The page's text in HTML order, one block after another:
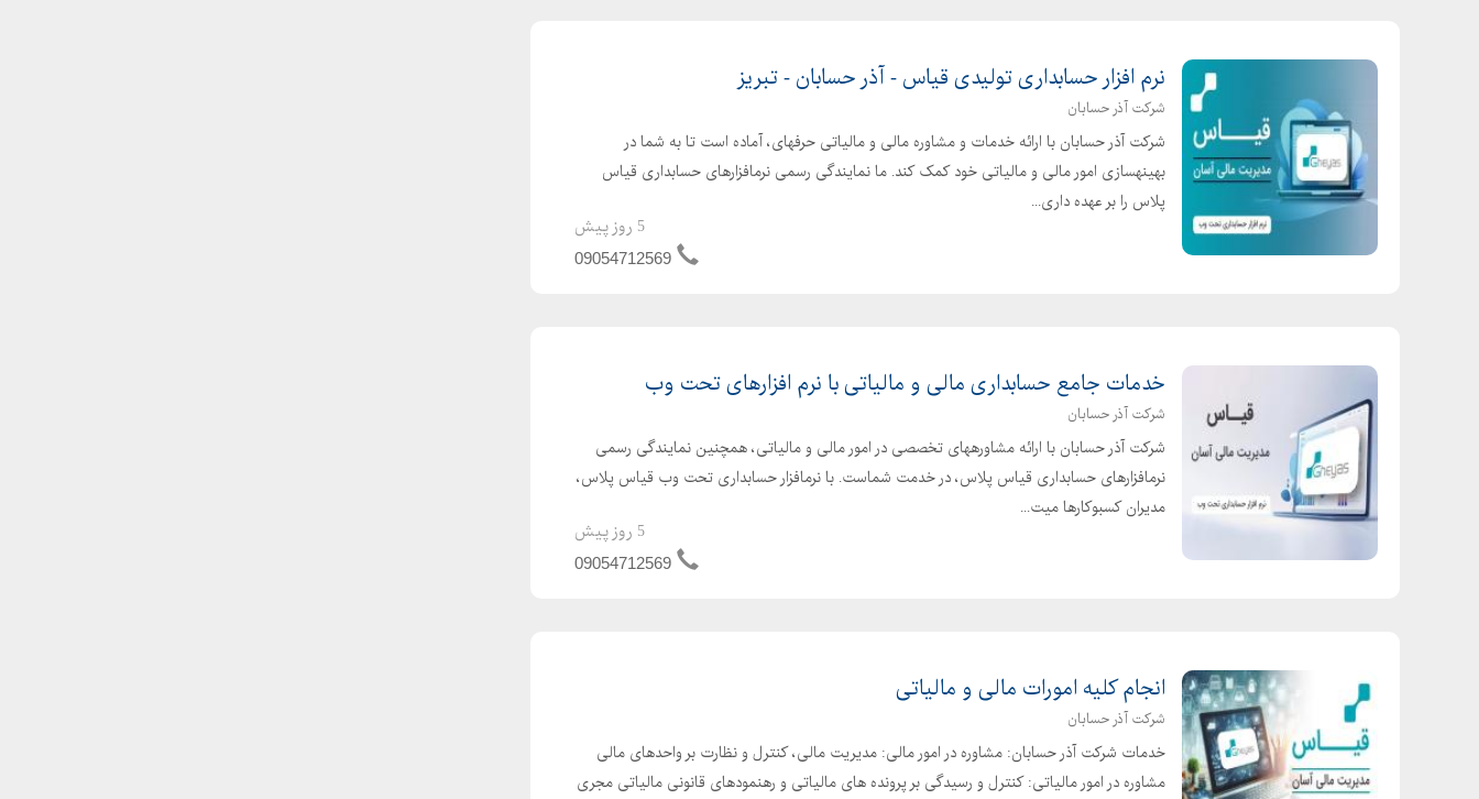
نرم افزار حسابداری تولیدی قیاس - آذر حسابان - تبریز
شرکت آذر حسابان
شرکت آذر حسابان با ارائه خدمات و مشاوره مالی و مالیاتی حرفهای، آماده است تا به شما در
بهینهسازی امور مالی و مالیاتی خود کمک کند. ما نمایندگی رسمی نرمافزارهای حسابداری قیاس
پلاس را بر عهده داری...
5 روز پیش
09054712569
خدمات جامع حسابداری مالی و مالیاتی با نرم افزارهای تحت وب
شرکت آذر حسابان
شرکت آذر حسابان با ارائه مشاورههای تخصصی در امور مالی و مالیاتی، همچنین نمایندگی رسمی
نرمافزارهای حسابداری قیاس پلاس، در خدمت شماست. با نرمافزار حسابداری تحت وب قیاس پلاس،
مدیران کسبوکارها میت...
5 روز پیش
09054712569
انجام کلیه امورات مالی و مالیاتی
شرکت آذر حسابان
خدمات شرکت آذر حسابان: مشاوره در امور مالی: مدیریت مالی، کنترل و نظارت بر واحدهای مالی
مشاوره در امور مالیاتی: کنترل و رسیدگی بر پرونده های مالیاتی و رهنمودهای قانونی مالیاتی مجری